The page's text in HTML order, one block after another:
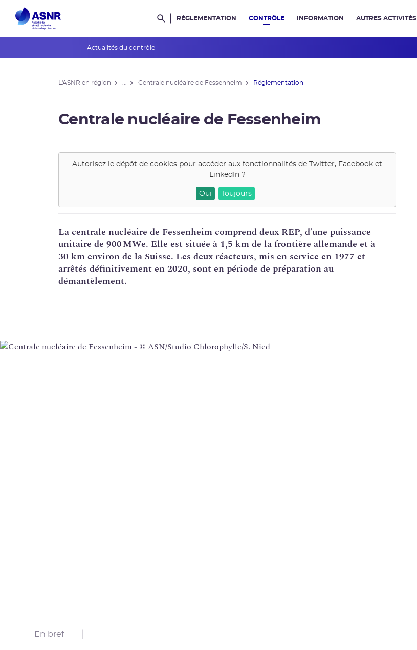
Rechercher dans le site
RÉGLEMENTATION CONTRÔLE
Actualités du contrôle
INES et ASN-SFRO
Petits Réacteurs Modulaires
Corrosion sous contrainte
Évaluations complémentaires de sûreté
INFORMATION AUTRES ACTIVITÉS
L'ASNR en région Centrale nucléaire de Fessenheim Réglementation
Centrale nucléaire de Fessenheim
Autorisez le dépôt de cookies pour accéder aux fonctionnalités de
Twitter, Facebook et
LinkedIn?
Oui Toujours
Lacentrale nucléaire de Fessenheim comprend deux REP, d’une puissance
unitaire de 900 MWe. Elle est située à 1,5 km de la frontière allemande et à
30 km environ de la Suisse. Les deux réacteurs, mis en service en 1977 et
arrêtés définitivement en 2020, sont en période de préparation au
démantèlement.
En bref